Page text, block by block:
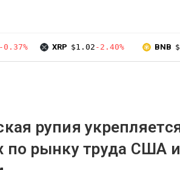
-0.37% XRP $1.02 -2.40% BNB
рупия
по рынку труда США